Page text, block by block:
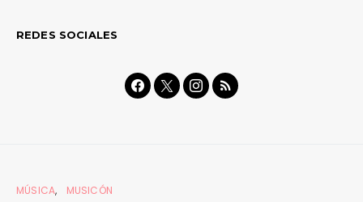
REDES SOCIALES
MÚSICA MUSICÓN